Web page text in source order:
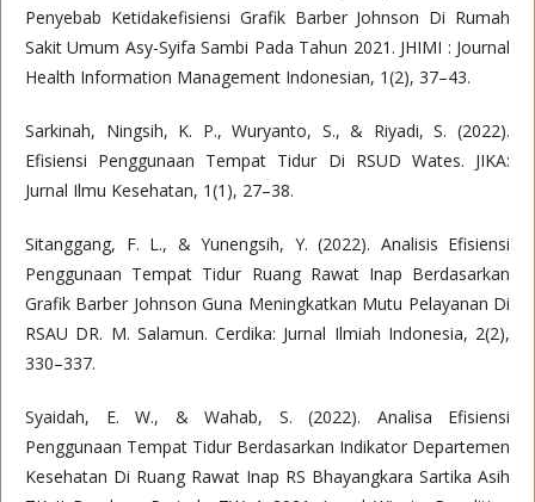
Penyebab Ketidakefisiensi Grafik Barber Johnson Di Rumah
Sakit Umum Asy-Syifa Sambi Pada Tahun 2021. JHIMI : Journal
Health Information Management Indonesian, 1(2), 37–43.
Sarkinah, Ningsih, K. P., Wuryanto, S., & Riyadi, S. (2022).
Efisiensi Penggunaan Tempat Tidur Di RSUD Wates. JIKA:
Jurnal Ilmu Kesehatan, 1(1), 27–38.
Sitanggang, F. L., & Yunengsih, Y. (2022). Analisis Efisiensi
Penggunaan Tempat Tidur Ruang Rawat Inap Berdasarkan
Grafik Barber Johnson Guna Meningkatkan Mutu Pelayanan Di
RSAU DR. M. Salamun. Cerdika: Jurnal Ilmiah Indonesia, 2(2),
330–337.
Syaidah, E. W., & Wahab, S. (2022). Analisa Efisiensi
Penggunaan Tempat Tidur Berdasarkan Indikator Departemen
Kesehatan Di Ruang Rawat Inap RS Bhayangkara Sartika Asih